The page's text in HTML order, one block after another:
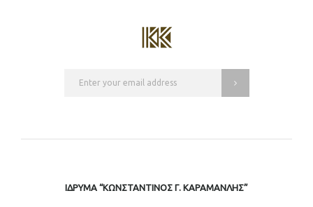
ΙΔΡΥΜΑ “ΚΩΝΣΤΑΝΤΙΝΟΣ Γ. ΚΑΡΑΜΑΝΛΗΣ”